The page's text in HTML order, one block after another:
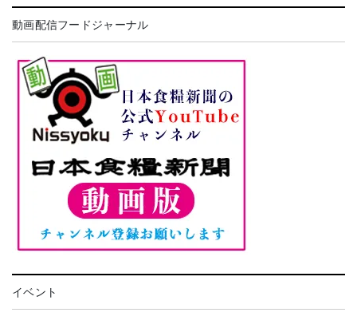
動画配信フードジャーナル
イベント